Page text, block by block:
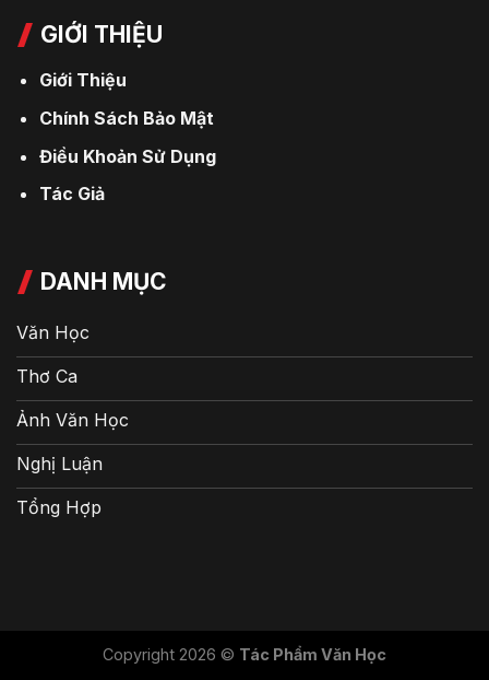
GIỚI THIỆU
Giới Thiệu
Chính Sách Bảo Mật
Điều Khoản Sử Dụng
Tác Giả
DANH MỤC
Văn Học
Thơ Ca
Ảnh Văn Học
Nghị Luận
Tổng Hợp
Copyright 2026 © Tác Phẩm Văn Học